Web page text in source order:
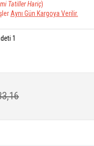
Tatiller Hariç)
Aynı Gün Kargoya Verilir.
1